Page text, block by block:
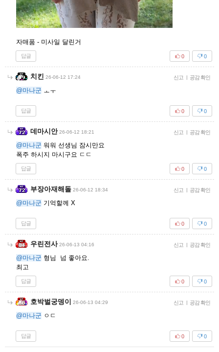
자매품 - 미사일 달린거
답글 0
0
치킨 26-06-12 17:24 신고 공감 확인
@마나군 ㅗㅜ
답글 0
0
데마시안 26-06-12 18:21 신고 공감 확인
@마나군 워워 선생님 잠시만요
폭주 하시지 마시구요 ㄷㄷ
답글 0
0
부장아재해돌 26-06-12 18:34 신고 공감 확인
@마나군 기억할께 X
답글 0
0
우린전사 26-06-13 04:16 신고 공감 확인
@마나군 형님 넘 좋아요.
최고
답글 0
0
호박벌궁뎅이 26-06-13 04:29 신고 공감 확인
@마나군 ㅇㄷ
답글 0
0